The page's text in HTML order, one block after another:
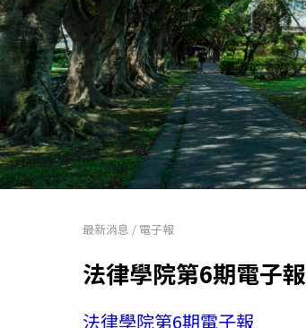
最新消息 / 電子報
法律學院第6期電子報
法律學院第6期電子報